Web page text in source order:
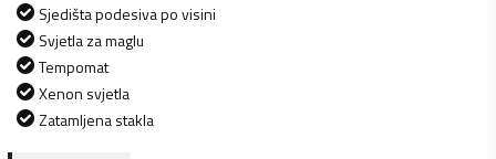
Sjedišta podesiva po visini
Svjetla za maglu
Tempomat
Xenon svjetla
Zatamljena stakla